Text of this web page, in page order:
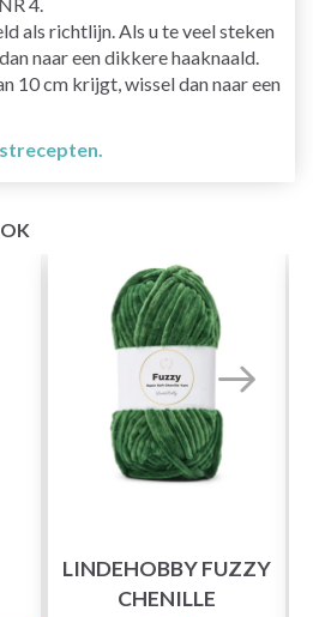
als richtlijn. Als u te veel steken
naar een dikkere haaknaald.
10 cm krijgt, wissel dan naar een
LINDEHOBBY FUZZY
CHENILLE